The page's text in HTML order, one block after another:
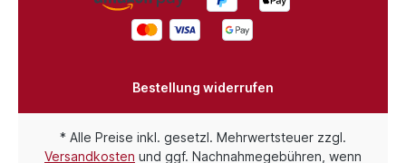
Bestellung widerrufen
* Alle Preise inkl. gesetzl. Mehrwertsteuer zzgl.
Versandkosten und ggf. Nachnahmegebühren, wenn